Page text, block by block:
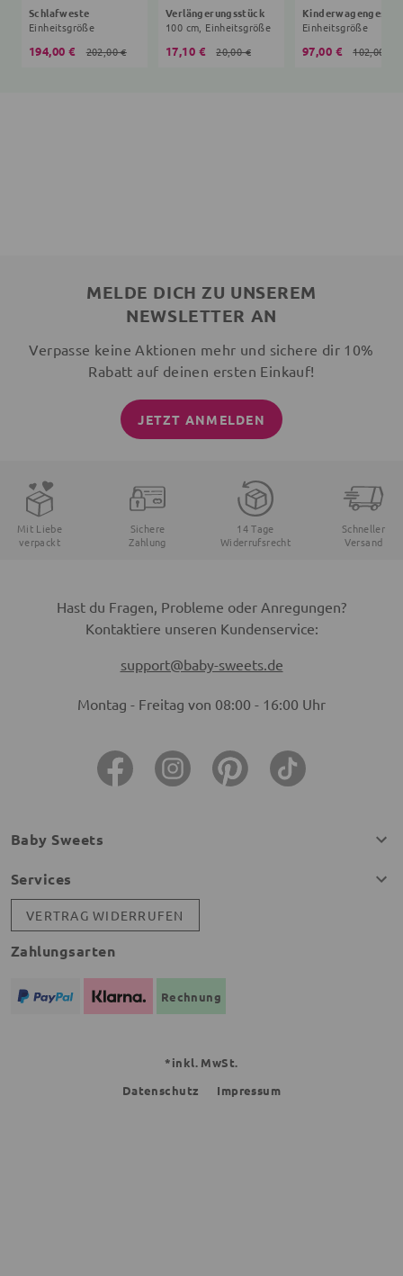
Schlafweste
Einheitsgröße
194,00 € 202,00 €
Verlängerungsstück
100 cm, Einheitsgröße
17,10 € 20,00 €
Einheitsgröße
97,00 € 102,00 €
MELDE DICH ZU UNSEREM
NEWSLETTER AN
Verpasse keine Aktionen mehr und sichere dir 10%
Rabatt auf deinen ersten Einkauf!
JETZT ANMELDEN
Mit Liebe
verpackt
Sichere
Zahlung
14 Tage
Widerrufsrecht
Schneller
Versand
Hast du Fragen, Probleme oder Anregungen?
Kontaktiere unseren Kundenservice:
support@baby-sweets.de
Montag - Freitag von 08:00 - 16:00 Uhr
Baby Sweets
Services
VERTRAG WIDERRUFEN
Zahlungsarten
Rechnung
*inkl. MwSt.
Datenschutz
Impressum